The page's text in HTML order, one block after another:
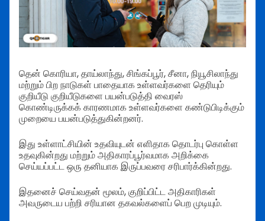
தென் கொரியா, தாய்லாந்து, சிங்கப்பூர், சீனா, நியூசிலாந்து
மற்றும் பிற நாடுகள் பாதையாக உள்ளவர்களை தெரியும்
குறியீடு குறியீடுகளை பயன்படுத்தி வைரஸ்
கொண்டிருக்கக் காரணமாக உள்ளவர்களை கண்டுபிடிக்கும்
முறையை பயன்படுத்துகின்றனர்.
இது உள்ளாட்சியின் உதவியுடன் எளிதாக தொடர்பு கொள்ள
உதவுகின்றது மற்றும் அதிகாரப்பூர்வமாக அறிக்கை
செய்யப்பட்ட ஒரு தனியாக இருப்பவரை சரிபார்க்கின்றது.
இதனைச் செய்வதன் மூலம், குறிப்பிட்ட அதிகாரிகள்
அவருடைய பற்றி சரியான தகவல்களைப் பெற முடியும்.